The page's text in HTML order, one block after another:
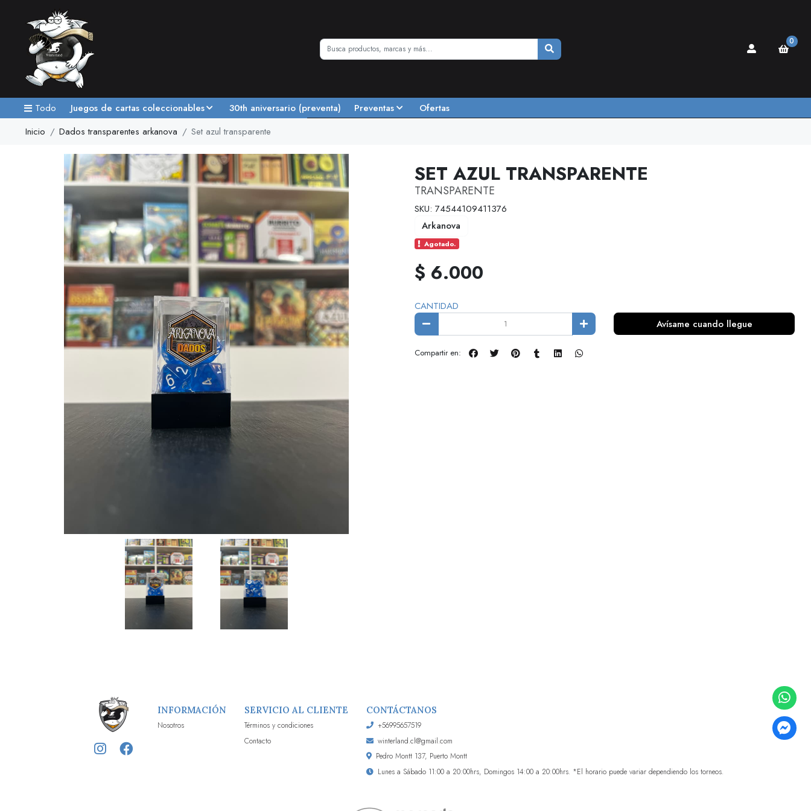
0
Todo Juegos de cartas coleccionables 30th aniversario (preventa) Preventas
Ofertas
Inicio
Dados transparentes arkanova Set azul transparente
SET AZUL TRANSPARENTE
TRANSPARENTE
SKU: 74544109411376
Arkanova
Agotado.
$ 6.000
CANTIDAD
Avísame cuando llegue
Compartir en:
INFORMACIÓN
Nosotros
SERVICIO AL CLIENTE
Términos y condiciones
Contacto
CONTÁCTANOS
+56995657519
winterland.cl@gmail.com
Pedro Montt 137, Puerto Montt
Lunes a Sábado 11:00 a 20:00hrs, Domingos 14:00 a 20:00hrs. *El horario puede variar dependiendo los torneos.